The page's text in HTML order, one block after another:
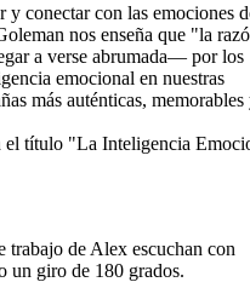
conectar con las emociones
nos enseña que "la
a verse abrumada— por los
emocional en nuestras
más auténticas, memorables
el título "La Inteligencia
trabajo de Alex escuchan con
un giro de 180 grados.